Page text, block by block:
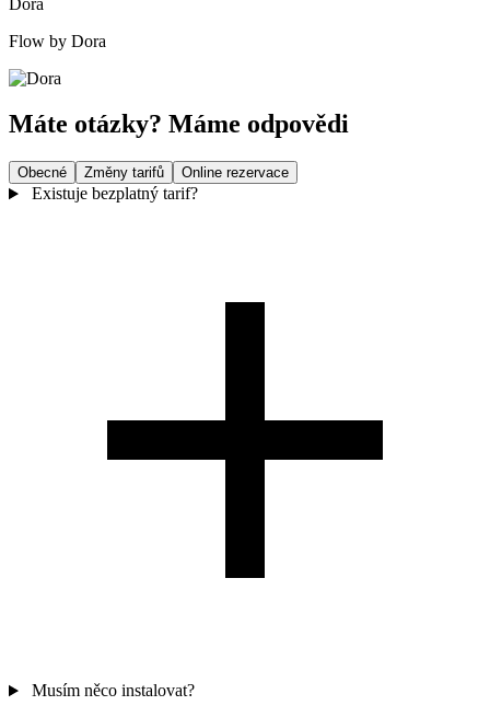
Flow by Dora
Máte otázky? Máme odpovědi
Obecné Změny tarifů Online rezervace
Existuje bezplatný tarif?
Musím něco instalovat?